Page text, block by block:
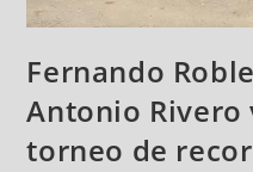
Fernando
Antonio Rivero
torneo de